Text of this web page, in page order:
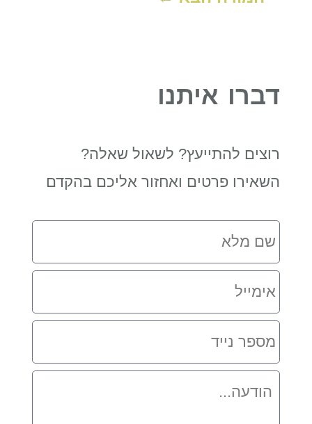
דברו איתנו
רוצים להתייעץ? לשאול שאלה?
השאירו פרטים ואחזור אליכם בהקדם
שם
מלא
אימייל
מספר
נייד
הודעה